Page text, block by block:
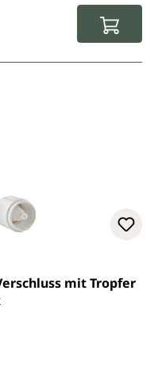
5 von 5 Sternen
mit Tropfer